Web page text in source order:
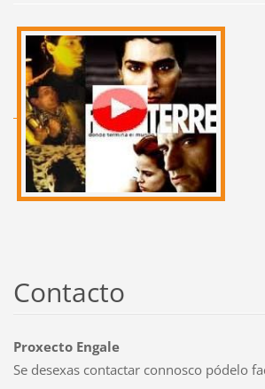
Contacto
Proxecto Engale
Se desexas contactar connosco pódelo